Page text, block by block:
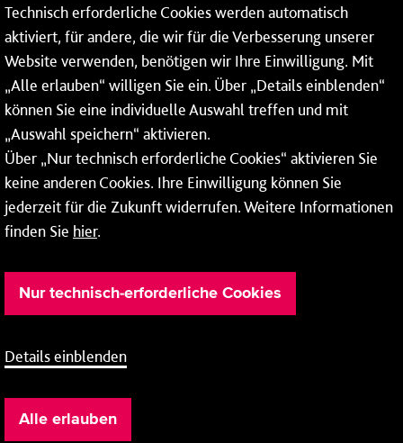
* Montags bis freitags bis 7 und ab 18 Uhr sowie an
Wochenenden und Feiertagen ganztags werden Ihre
Anrufe je nach Themenauswahl an ein Callcenter des
RMV oder von nextbike weitergeleitet. Dort erhalten Sie
ausschließlich Auskünfte zum Fahrplan bzw. zu
meinRad.
Technisch erforderliche Cookies werden automatisch
aktiviert, für andere, die wir für die Verbesserung unserer
Website verwenden, benötigen wir Ihre Einwilligung. Mit
„Alle erlauben“ willigen Sie ein. Über „Details einblenden“
können Sie eine individuelle Auswahl treffen und mit
„Auswahl speichern“ aktivieren.
Über „Nur technisch erforderliche Cookies“ aktivieren Sie
keine anderen Cookies. Ihre Einwilligung können Sie
jederzeit für die Zukunft widerrufen. Weitere Informationen
finden Sie hier.
Nur technisch-erforderliche Cookies
Details einblenden
Alle erlauben